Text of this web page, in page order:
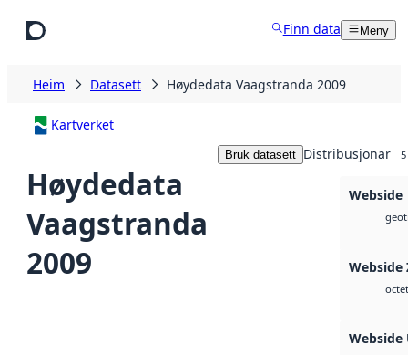
Finn data Meny
Heim Datasett Høydedata Vaagstranda 2009
Kartverket
Høydedata
Vaagstranda
2009
Bruk datasett Distribusjonar 5
Webside
Webside
octet
Webside